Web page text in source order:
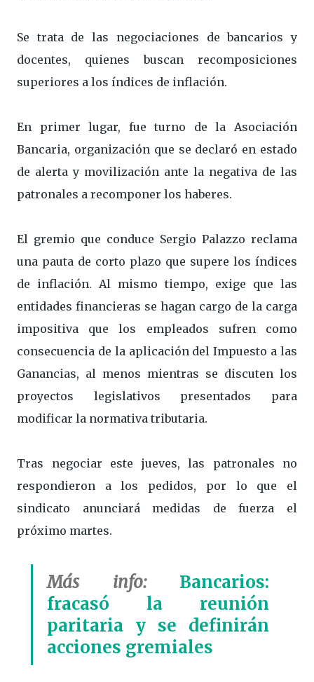
Se trata de las negociaciones de bancarios y
docentes, quienes buscan recomposiciones
superiores a los índices de inflación.
En primer lugar, fue turno de la Asociación
Bancaria, organización que se declaró en estado
de alerta y movilización ante la negativa de las
patronales a recomponer los haberes.
El gremio que conduce Sergio Palazzo reclama
una pauta de corto plazo que supere los índices
de inflación. Al mismo tiempo, exige que las
entidades financieras se hagan cargo de la carga
impositiva que los empleados sufren como
consecuencia de la aplicación del Impuesto a las
Ganancias, al menos mientras se discuten los
proyectos legislativos presentados para
modificar la normativa tributaria.
Tras negociar este jueves, las patronales no
respondieron a los pedidos, por lo que el
sindicato anunciará medidas de fuerza el
próximo martes.
Más info: Bancarios:
fracasó la reunión
paritaria y se definirán
acciones gremiales